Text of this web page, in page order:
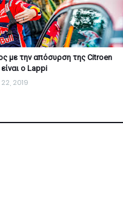
με την απόσυρση της Citroen
ο Lappi
2019